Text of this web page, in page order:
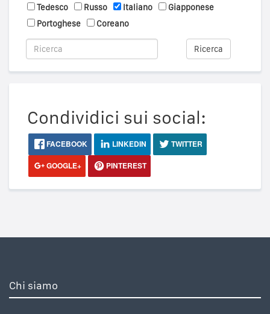
Tedesco
Russo Italiano
Giapponese
Portoghese
Coreano
Ricerca
Condividici sui social:
FACEBOOK LINKEDIN
TWITTER
GOOGLE+
PINTEREST
Chi siamo